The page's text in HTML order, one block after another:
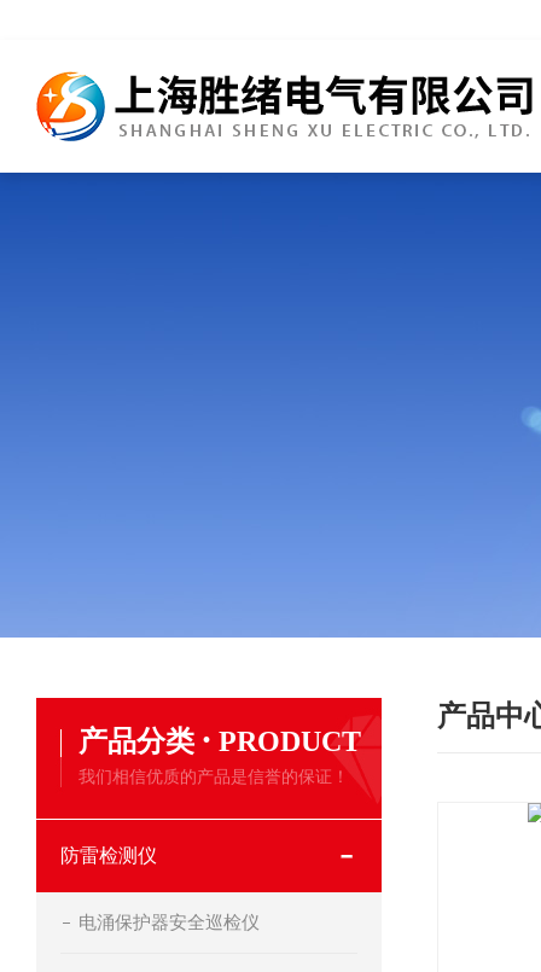
产品分类 · PRODUCT
我们相信优质的产品是信誉的保证！
防雷检测仪
电涌保护器安全巡检仪
产品中